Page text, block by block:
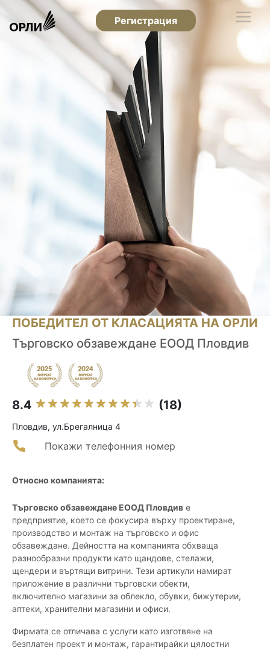
Регистрация
ПОБЕДИТЕЛ ОТ КЛАСАЦИЯТА НА ОРЛИ
Търговско обзавеждане ЕООД Пловдив
8.4 (18)
Пловдив, ул.Брегалница 4
Покажи телефонния номер
Относно компанията:
Търговско обзавеждане ЕООД Пловдив е
предприятие, което се фокусира върху проектиране,
производство и монтаж на търговско и офис
обзавеждане. Дейността на компанията обхваща
разнообразни продукти като щандове, стелажи,
щендери и въртящи витрини. Тези артикули намират
приложение в различни търговски обекти,
включително магазини за облекло, обувки, бижутерии,
аптеки, хранителни магазини и офиси.
Фирмата се отличава с услуги като изготвяне на
безплатен проект и монтаж, гарантирайки цялостни